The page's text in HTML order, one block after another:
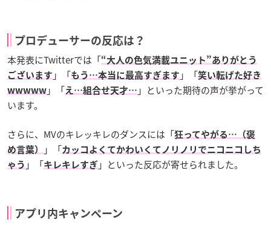
プロデューサーの反応は？
本発表にTwitterでは「“大人の色気満載ユニット”ありがとう
ございます 」「もう…本当に最高すぎます 」「笑い転げた好き
wwwww 」「え…組合せ天才… 」といった期待の声が挙がって
います。
さらに、MVのキレッキレのダンスには「狂ってやがる…（褒
め言葉）
」「カッコよくてかわいくてノリノリでニコニコしち
ゃう 」「キレキレすぎ 」といった反応が寄せられました。
アプリ内キャンペーン